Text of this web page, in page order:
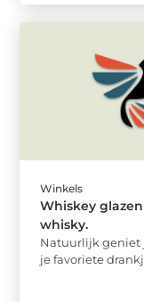
Winkels
Whiskey
whisky.
Natuurlijk geniet
je favoriete